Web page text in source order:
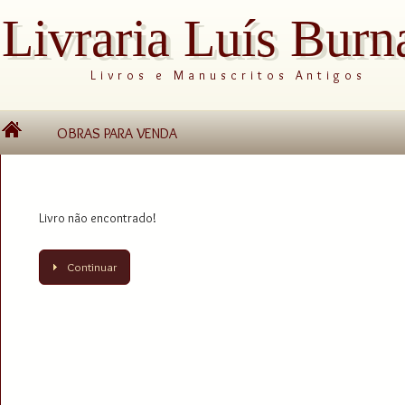
Livraria Luís
Livros e Manuscritos Antigos
OBRAS PARA VENDA
Livro não encontrado!
Continuar